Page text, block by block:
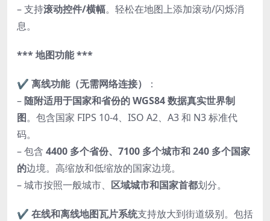
– 支持滚动控件/横幅。轻松在地图上添加滚动/闪烁消
息。
*** 地图功能 ***
✔ 离线功能（无需网络连接）
：
–随附适用于国家和省份的 WGS84 数据真实世界制
图。包含国家 FIPS 10-4、ISO A2、A3 和 N3 标准代
码。
– 包含 4400 多个省份、7100 多个城市和 240 多个国家
的边境。高缩放和低缩放的国家边境。
– 城市按照一般城市、 区域城市和国家首都划分。
✔ 在线和离线地图瓦片系统支持放大到街道级别。包括